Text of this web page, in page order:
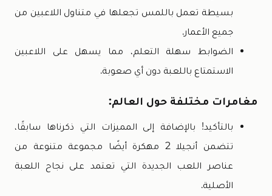
بسيطة تعمل باللمس تجعلها في متناول اللاعبين من
جميع الأعمار.
الضوابط سهلة التعلم، مما يسهل على اللاعبين
الاستمتاع باللعبة دون أي صعوبة.
مغامرات مختلفة حول العالم:
بالتأكيد! بالإضافة إلى المميزات التي ذكرناها سابقًا،
تتضمن أنجيلا 2 مهكرة أيضًا مجموعة متنوعة من
عناصر اللعب الجديدة التي تعتمد على نجاح اللعبة
الأصلية.